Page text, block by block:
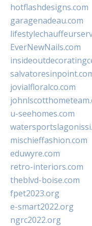
hotflashdesigns.com
garagenadeau.com
EverNewNails.com
jovialfloralco.com
u-seehomes.com
mischieffashion.com
eduwyre.com
retro-interiors.com
theblvd-boise.com
fpet2023.org
e-smart2022.org
ngrc2022.org